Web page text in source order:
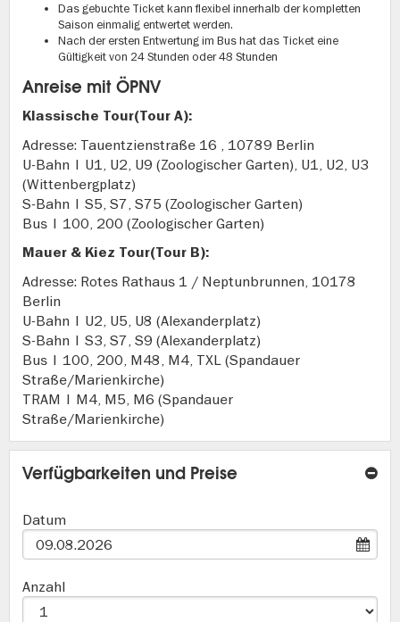
Das gebuchte Ticket kann flexibel innerhalb der kompletten
Saison einmalig entwertet werden.
Nach der ersten Entwertung im Bus hat das Ticket eine
Gültigkeit von 24 Stunden oder 48 Stunden
Anreise mit ÖPNV
Klassische Tour(Tour A):
Adresse: Tauentzienstraße 16 , 10789 Berlin
U-Bahn | U1, U2, U9 (Zoologischer Garten), U1, U2, U3
(Wittenbergplatz)
S-Bahn | S5, S7, S75 (Zoologischer Garten)
Bus | 100, 200 (Zoologischer Garten)
Mauer & Kiez Tour(Tour B):
Adresse: Rotes Rathaus 1 / Neptunbrunnen, 10178
Berlin
U-Bahn | U2, U5, U8 (Alexanderplatz)
S-Bahn | S3, S7, S9 (Alexanderplatz)
Bus | 100, 200, M48, M4, TXL (Spandauer
Straße/Marienkirche)
TRAM | M4, M5, M6 (Spandauer
Straße/Marienkirche)
Verfügbarkeiten und Preise
Datum
Anzahl